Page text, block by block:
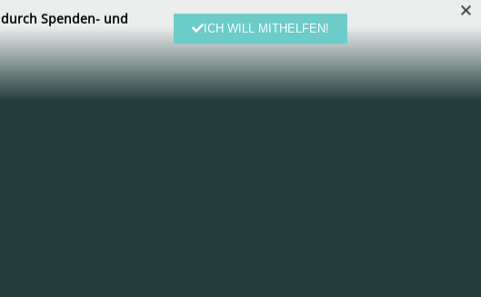
durch Spenden- und
ICH WILL MITHELFEN!